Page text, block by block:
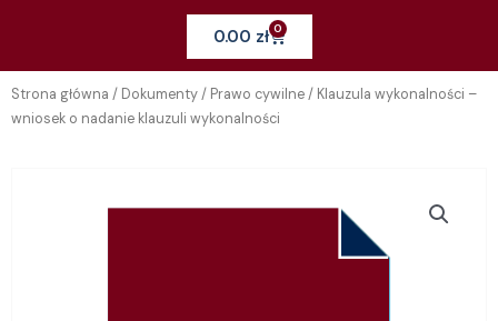
0.00 zł 0Cart
Strona główna / Dokumenty/ Prawo cywilne/ Klauzula wykonalności –
wniosek o nadanie klauzuli wykonalności